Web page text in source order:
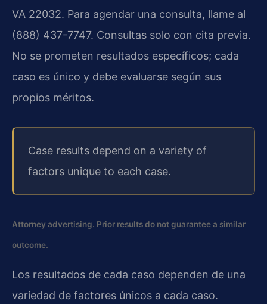
VA 22032. Para agendar una consulta, llame al
(888) 437-7747. Consultas solo con cita previa.
No se prometen resultados específicos; cada
caso es único y debe evaluarse según sus
propios méritos.
Case results depend on a variety of
factors unique to each case.
Attorney advertising. Prior results do not guarantee a similar
outcome.
Los resultados de cada caso dependen de una
variedad de factores únicos a cada caso.